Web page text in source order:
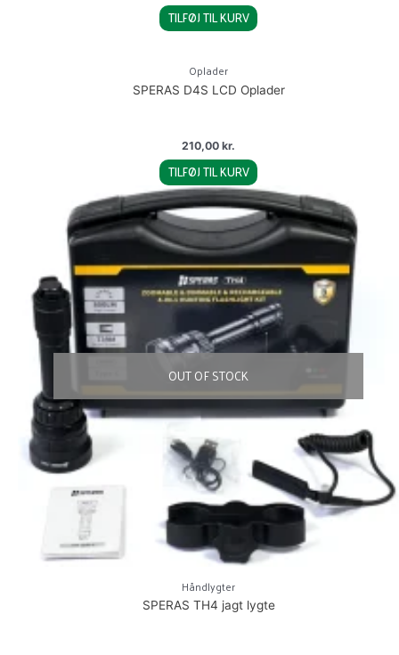
TILFØJ TIL KURV
Oplader
SPERAS D4S LCD Oplader
210,00 kr.
TILFØJ TIL KURV
OUT OF STOCK
Håndlygter
SPERAS TH4 jagt lygte